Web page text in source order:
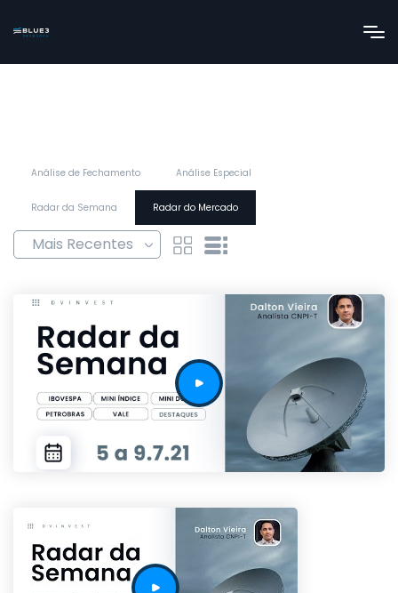
Análise de Fechamento Análise Especial
Radar da Semana Radar do Mercado